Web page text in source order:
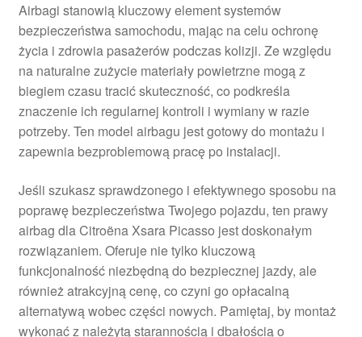
Airbagi stanowią kluczowy element systemów
bezpieczeństwa samochodu, mając na celu ochronę
życia i zdrowia pasażerów podczas kolizji. Ze względu
na naturalne zużycie materiały powietrzne mogą z
biegiem czasu tracić skuteczność, co podkreśla
znaczenie ich regularnej kontroli i wymiany w razie
potrzeby. Ten model airbagu jest gotowy do montażu i
zapewnia bezproblemową pracę po instalacji.
Jeśli szukasz sprawdzonego i efektywnego sposobu na
poprawę bezpieczeństwa Twojego pojazdu, ten prawy
airbag dla Citroëna Xsara Picasso jest doskonałym
rozwiązaniem. Oferuje nie tylko kluczową
funkcjonalność niezbędną do bezpiecznej jazdy, ale
również atrakcyjną cenę, co czyni go opłacalną
alternatywą wobec części nowych. Pamiętaj, by montaż
wykonać z należytą starannością i dbałością o